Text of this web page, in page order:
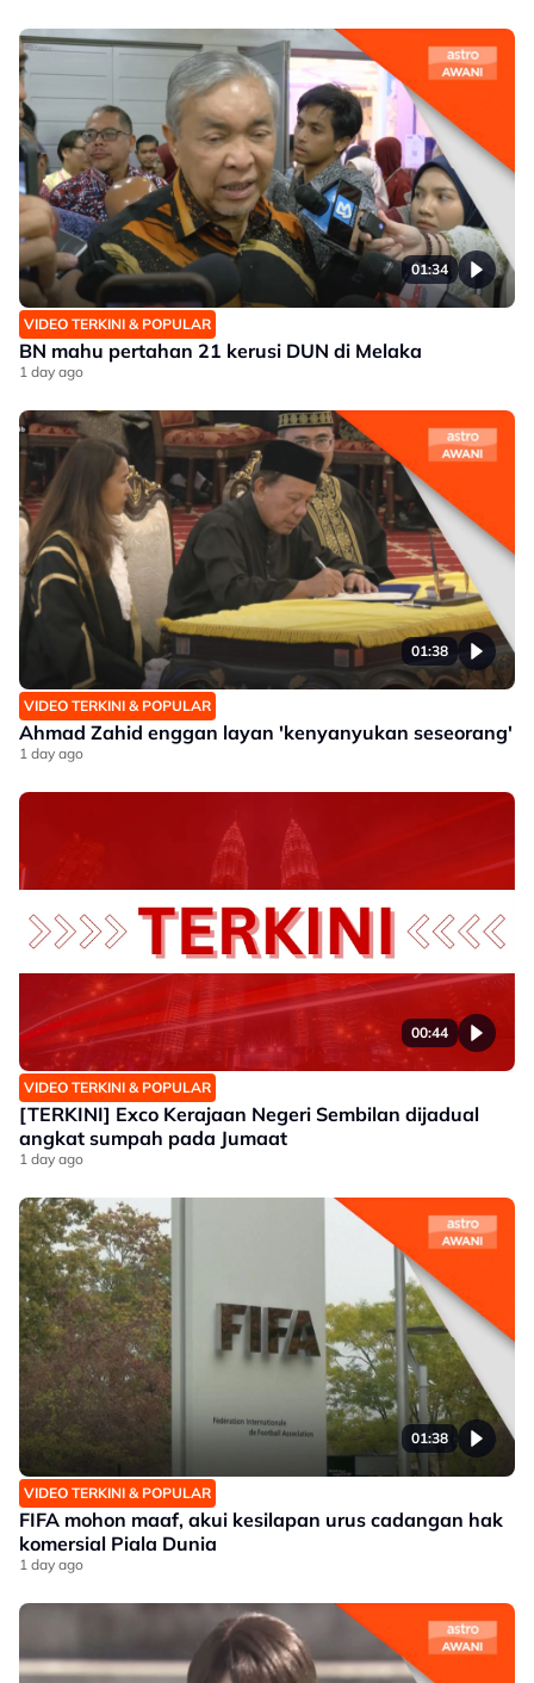
01:34
VIDEO TERKINI & POPULAR
BN mahu pertahan 21 kerusi DUN di Melaka
1 day ago
01:38
VIDEO TERKINI & POPULAR
Ahmad Zahid enggan layan 'kenyanyukan seseorang'
1 day ago
00:44
VIDEO TERKINI & POPULAR
[TERKINI] Exco Kerajaan Negeri Sembilan dijadual
angkat sumpah pada Jumaat
1 day ago
01:38
VIDEO TERKINI & POPULAR
FIFA mohon maaf, akui kesilapan urus cadangan hak
komersial Piala Dunia
1 day ago